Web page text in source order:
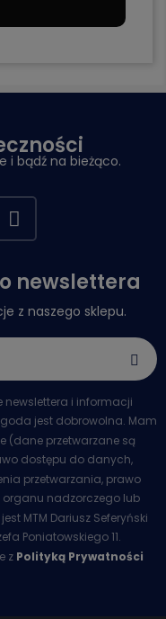
i bądź na bieżąco.
newslettera
z naszego sklepu.
i informacji
jest dobrowolna. Mam
(dane przetwarzane są
dostępu do danych,
przetwarzania, prawo
organu nadzorczego lub
MTM Dariusz Seferyński
Poniatowskiego 11.
z Polityką Prywatności